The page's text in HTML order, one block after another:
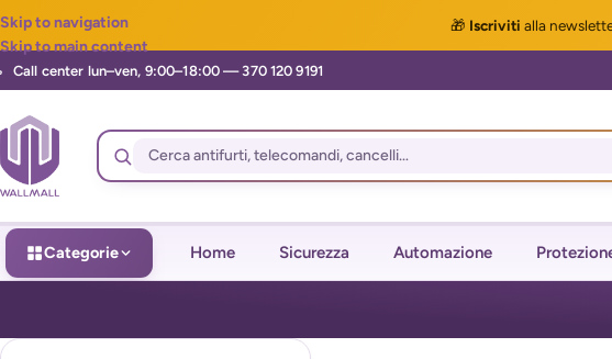
🎁 Iscriviti alla
Skip to navigation
Skip to main content
Categorie Home Sicurezza Automazione